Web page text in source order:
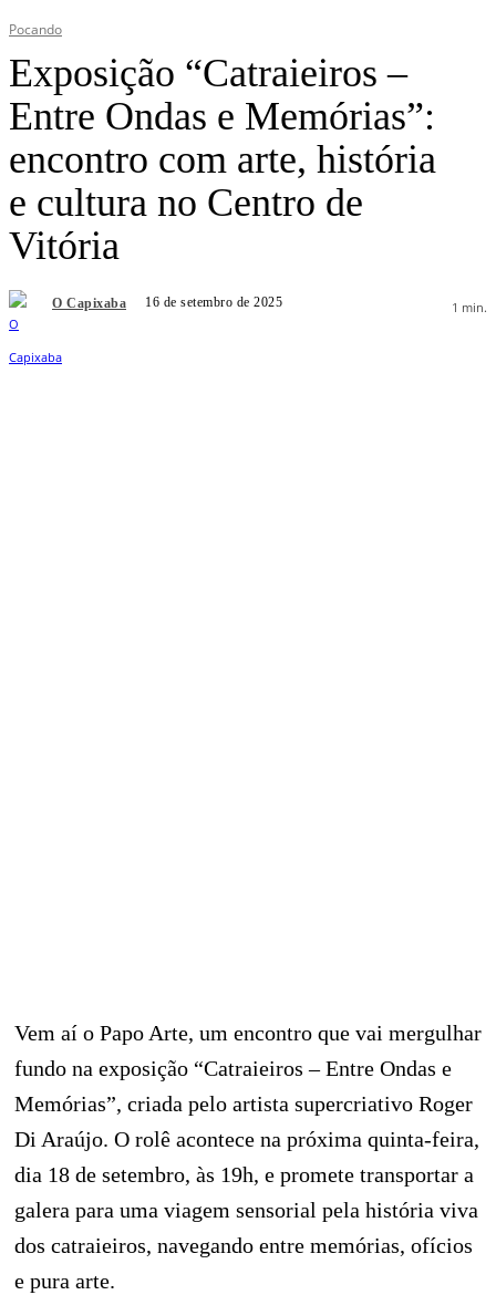
Pocando
Exposição “Catraieiros –
Entre Ondas e Memórias”:
encontro com arte, história
e cultura no Centro de
Vitória
O Capixaba 16 de setembro de 2025 1 min.
Vem aí o Papo Arte, um encontro que vai mergulhar
fundo na exposição “Catraieiros – Entre Ondas e
Memórias”, criada pelo artista supercriativo Roger
Di Araújo. O rolê acontece na próxima quinta-feira,
dia 18 de setembro, às 19h, e promete transportar a
galera para uma viagem sensorial pela história viva
dos catraieiros, navegando entre memórias, ofícios
e pura arte.